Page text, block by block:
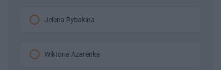
Jelena Rybakina
Wiktoria Azarenka